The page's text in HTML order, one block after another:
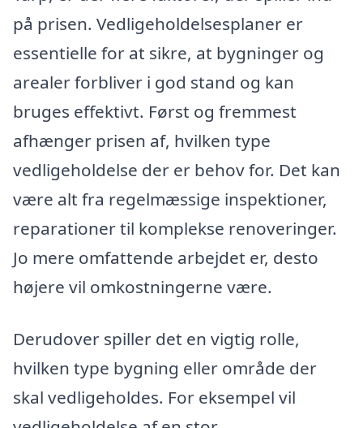
på prisen. Vedligeholdelsesplaner er
essentielle for at sikre, at bygninger og
arealer forbliver i god stand og kan
bruges effektivt. Først og fremmest
afhænger prisen af, hvilken type
vedligeholdelse der er behov for. Det kan
være alt fra regelmæssige inspektioner,
reparationer til komplekse renoveringer.
Jo mere omfattende arbejdet er, desto
højere vil omkostningerne være.
Derudover spiller det en vigtig rolle,
hvilken type bygning eller område der
skal vedligeholdes. For eksempel vil